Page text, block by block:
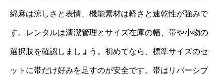
綿麻は涼しさと表情、機能素材は軽さと速乾性が強みで
す。レンタルは清潔管理とサイズ在庫の幅、帯や小物の
選択肢を確認しましょう。初めてなら、標準サイズのセ
ットに帯だけ好みを足すのが安全です。帯はリバーシブ